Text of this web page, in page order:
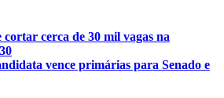
cortar cerca de 30 mil vagas na
vence primárias para Senado e